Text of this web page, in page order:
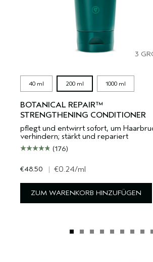
3
40 ml 200 ml 1000 ml
BOTANICAL REPAIR™
STRENGTHENING CONDITIONER
pflegt und entwirrt sofort, um
verhindern; stärkt und repariert
(176)
€48.50 | €0.24/ml
ZUM WARENKORB HINZUFÜGEN